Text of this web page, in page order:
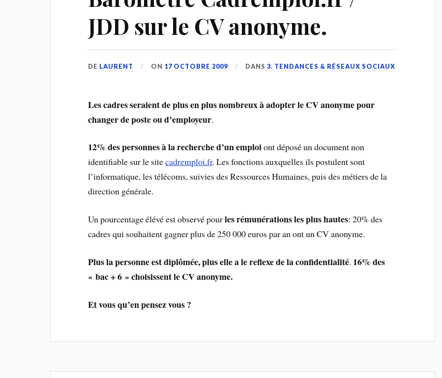
JDD sur le CV anonyme.
DE LAURENT ON 17 OCTOBRE 2009 DANS3. TENDANCES & RÉSEAUX SOCIAUX
Les cadres seraient de plus en plus nombreux à adopter le CV anonyme pour
changer de poste ou d’employeur.
12% des personnes à la recherche d’un emploiont déposé un document non
identifiable sur le sitecadremploi.fr. Les fonctions auxquelles ils postulent sont
l’informatique, les télécoms, suivies des Ressources Humaines, puis des métiers de la
direction générale.
Un pourcentage élévé est observé pourles rémunérations les plus hautes: 20% des
cadres qui souhaitent gagner plus de 250 000 euros par an ont un CV anonyme.
Plus la personne est diplômée, plus elle a le reflexe de la confidentialité. 16% des
« bac + 6 » choisissent le CV anonyme.
Et vous qu’en pensez vous ?